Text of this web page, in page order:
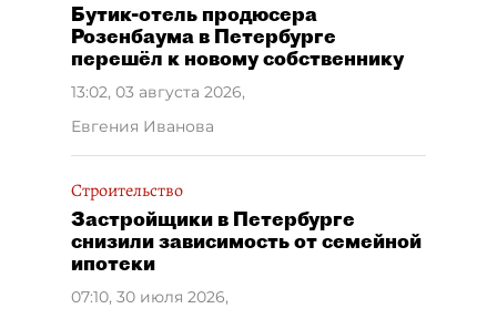
Бутик-отель продюсера
Розенбаума в Петербурге
перешёл к новому собственнику
13:02, 03 августа 2026,
Евгения Иванова
Строительство
Застройщики в Петербурге
снизили зависимость от семейной
ипотеки
07:10, 30 июля 2026,